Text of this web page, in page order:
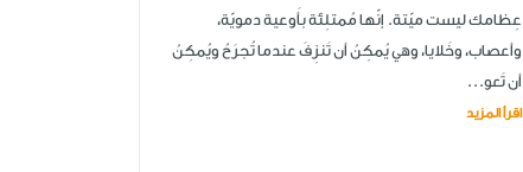
عِظامك ليست ميّتة. إنّها مُمتلِئة بأَوعية دمويّة،
وأعصاب، وخَلايا، وهي يُمكِنُ أن تَنزِفَ عندما تُجرَحُ ويُمكِنُ
أن تَعو...
اقرأ المزيد